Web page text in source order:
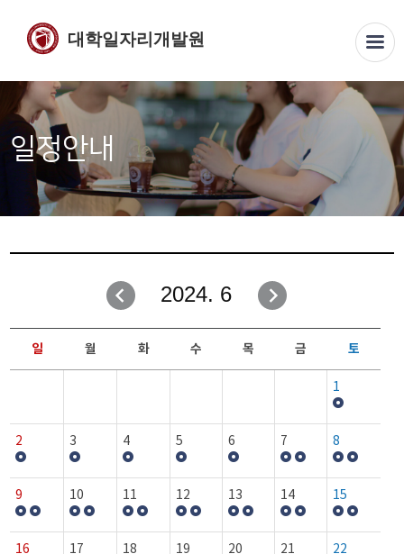
대학일자리개발원
일정안내
2024. 6
일 월 화 수 목 금 토
1
2 3 4 5 6 7 8
9 10 11 12 13 14 15
16 17 18 19 20 21 22